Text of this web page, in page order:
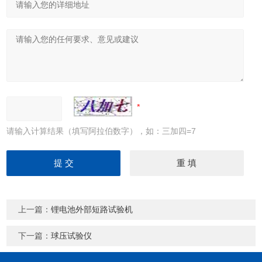
请输入计算结果（填写阿拉伯数字），如：三加四=7
上一篇：锂电池外部短路试验机
下一篇：球压试验仪